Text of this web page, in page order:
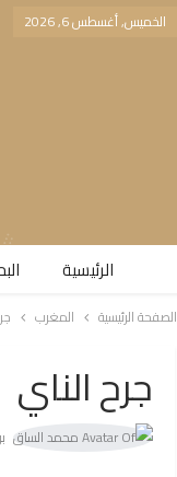
الخميس, أغسطس 6, 2026
الرئيسية
الصفحة الرئيسية المغرب
جرح الناي